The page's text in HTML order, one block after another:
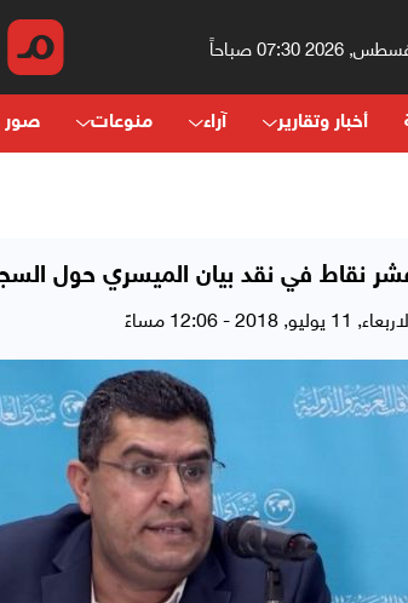
أخبار وتقارير آراء منوعات صور
نقاط في نقد بيان الميسري حول
11 يوليو, 2018 - 12:06 مساءً